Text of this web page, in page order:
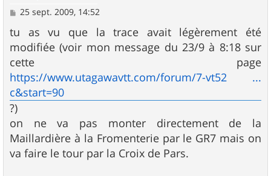
M
s
s
a
g
e
25 sept. 2009, 14:52
tu as vu que la trace avait légèrement été
modifiée (voir mon message du 23/9 à 8:18 sur
cette page
https://www.utagawavtt.com/forum/7-vt52 ...
c&start=90
?)
on ne va pas monter directement de la
Maillardière à la Fromenterie par le GR7 mais on
va faire le tour par la Croix de Pars.